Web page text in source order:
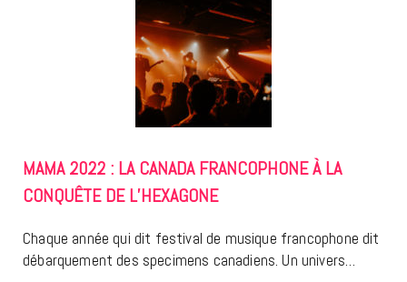
MAMA 2022 : LA CANADA FRANCOPHONE À LA
CONQUÊTE DE L’HEXAGONE
Chaque année qui dit festival de musique francophone dit
débarquement des specimens canadiens. Un univers…